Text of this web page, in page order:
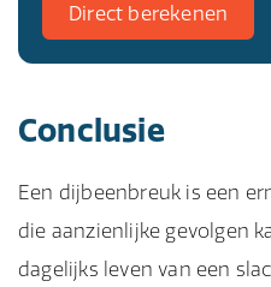
Direct berekenen
Conclusie
Een dijbeenbreuk is een
die aanzienlijke gevolgen
dagelijks leven van een